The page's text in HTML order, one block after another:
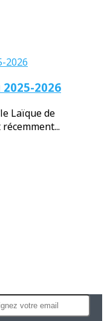
2026
Laïque de
récemment...